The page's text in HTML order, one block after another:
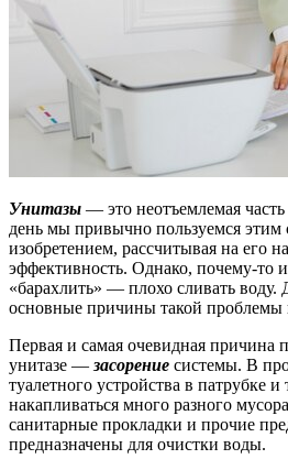
Унитазы — это неотъемлемая
день мы привычно пользуемся этим
изобретением, рассчитывая на его
эффективность. Однако, почему-то
«барахлить» — плохо сливать воду.
основные причины такой проблемы
Первая и самая очевидная причина
унитазе — засорение системы. В
туалетного устройства в патрубке
накапливаться много разного
санитарные прокладки и прочие
предназначены для очистки воды.